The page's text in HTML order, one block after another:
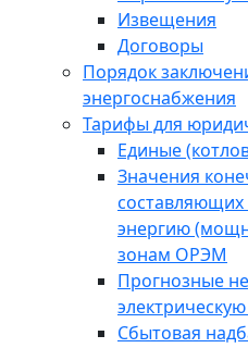
Извещения
Договоры
Порядок
энергоснабжения
Тарифы для
Единые
Значения
составляющих
энергию
зонам ОРЭМ
Прогнозные
Сбытовая